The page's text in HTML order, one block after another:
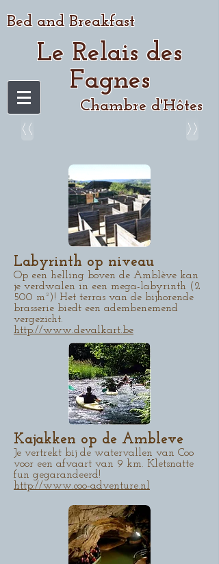
Bed and Breakfast
Chambre d'Hôtes
Le Relais des
Fagnes
<< >>
Labyrinth op niveau
Op een helling boven de Amblève kan
je verdwalen in een mega-labyrinth (2
500 m²)! Het terras van de bijhorende
brasserie biedt een adembenemend
vergezicht.
http://www.devalkart.be
Kajakken op de Ambleve
Je vertrekt bij de watervallen van Coo
voor een afvaart van 9 km. Kletsnatte
fun gegarandeerd!
http://www.coo-adventure.nl